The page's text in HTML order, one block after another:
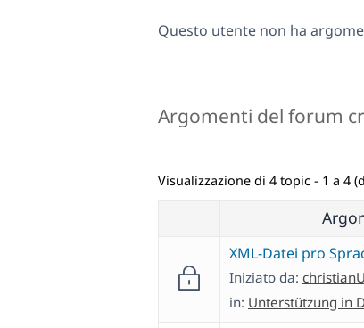
Questo utente non ha
Argomenti del forum
Visualizzazione di 4 topic - 1 a 4
XML-Datei pro
Iniziato da:
in: Unterstützung in